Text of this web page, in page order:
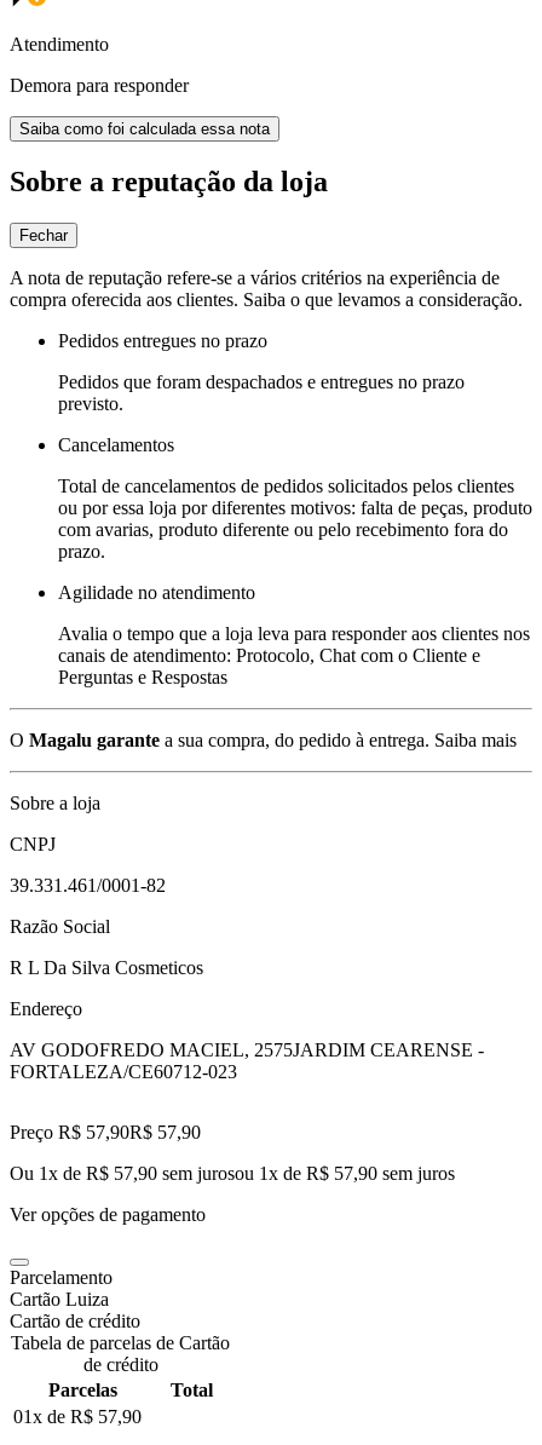
Atendimento
Demora para responder
Saiba como foi calculada essa nota
Sobre a reputação da loja
Fechar
A nota de reputação refere-se a vários critérios na experiência de
compra oferecida aos clientes. Saiba o que levamos a consideração.
Pedidos entregues no prazo
Pedidos que foram despachados e entregues no prazo
previsto.
Cancelamentos
Total de cancelamentos de pedidos solicitados pelos clientes
ou por essa loja por diferentes motivos: falta de peças, produto
com avarias, produto diferente ou pelo recebimento fora do
prazo.
Agilidade no atendimento
Avalia o tempo que a loja leva para responder aos clientes nos
canais de atendimento: Protocolo, Chat com o Cliente e
Perguntas e Respostas
O Magalu garante a sua compra, do pedido à entrega. Saiba mais
Sobre a loja
CNPJ
39.331.461/0001-82
Razão Social
R L Da Silva Cosmeticos
Endereço
AV GODOFREDO MACIEL, 2575JARDIM CEARENSE -
FORTALEZA/CE60712-023
Preço R$ 57,90R$ 57,90
Ou 1x de R$ 57,90 sem jurosou 1x de R$ 57,90 sem juros
Ver opções de pagamento
Parcelamento
Cartão Luiza
Cartão de crédito
Tabela de parcelas de Cartão
de crédito
Parcelas
Total
01x de R$ 57,90